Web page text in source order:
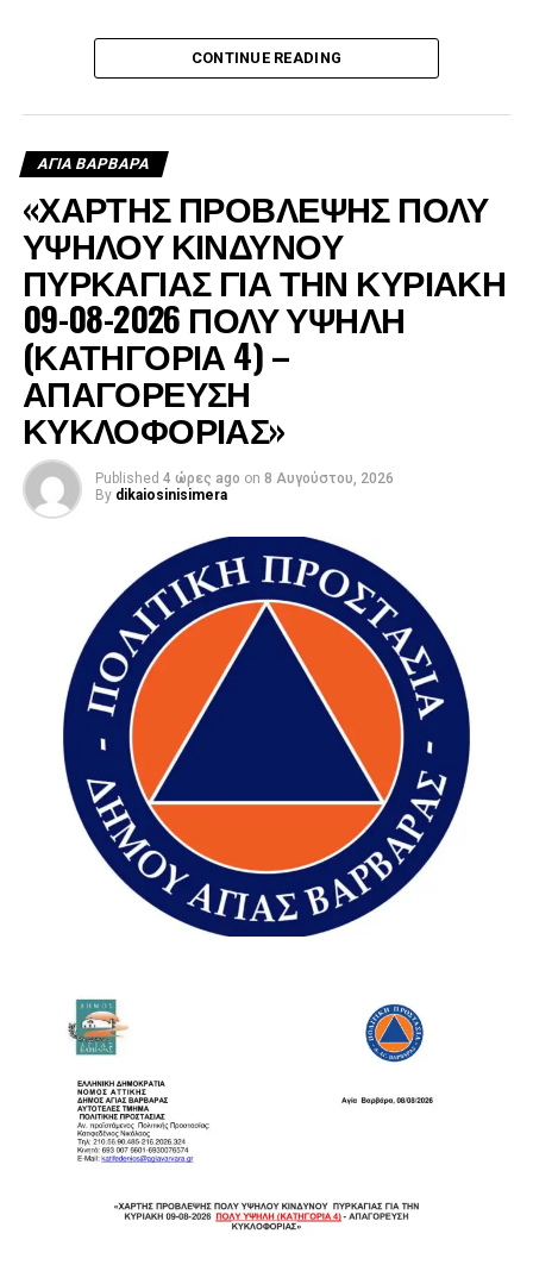
Όπως εξήγησε, ο Δήμος έστειλε υδροφόρα στις πληγείσες
περιοχές, η οποία αρχικά χρησιμοποιήθηκε για τον
νερό τα ελικόπτερα, ενώ μετά τη δύση του ήλιου συνέχισε
να τροφοδοτεί με νερό τα πυροσβεστικά οχήματα.
«Ό,τι μπορούσαμε κάναμε», σημείωσε χαρακτηριστικά,
CONTINUE READING
ΑΓΙΑ ΒΑΡΒΑΡΑ
«ΧΑΡΤΗΣ ΠΡΟΒΛΕΨΗΣ ΠΟΛΥ
ΥΨΗΛΟΥ ΚΙΝΔΥΝΟΥ
ΠΥΡΚΑΓΙΑΣ ΓΙΑ ΤΗΝ ΚΥΡΙΑΚΗ
09-08-2026 ΠΟΛΥ ΥΨΗΛΗ
(ΚΑΤΗΓΟΡΙΑ 4) –
ΑΠΑΓΟΡΕΥΣΗ
ΚΥΚΛΟΦΟΡΙΑΣ»
Published 4 ώρες ago on 8 Αυγούστου, 2026
By dikaiosinisimera